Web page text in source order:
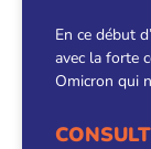
En ce début
avec la forte
Omicron qui